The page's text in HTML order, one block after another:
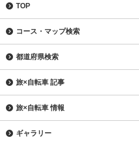
TOP
コース・マップ検索
都道府県検索
旅×自転車 記事
旅×自転車 情報
ギャラリー